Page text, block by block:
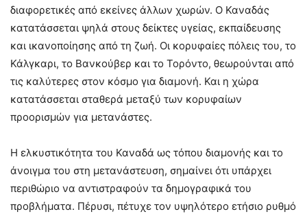
διαφορετικές από εκείνες άλλων χωρών. Ο Καναδάς
κατατάσσεται ψηλά στους δείκτες υγείας, εκπαίδευσης
και ικανοποίησης από τη ζωή. Οι κορυφαίες πόλεις του, το
Κάλγκαρι, το Βανκούβερ και το Τορόντο, θεωρούνται από
τις καλύτερες στον κόσμο για διαμονή. Και η χώρα
κατατάσσεται σταθερά μεταξύ των κορυφαίων
προορισμών για μετανάστες.
Η ελκυστικότητα του Καναδά ως τόπου διαμονής και το
άνοιγμα του στη μετανάστευση, σημαίνει ότι υπάρχει
περιθώριο να αντιστραφούν τα δημογραφικά του
προβλήματα. Πέρυσι, πέτυχε τον υψηλότερο ετήσιο ρυθμό